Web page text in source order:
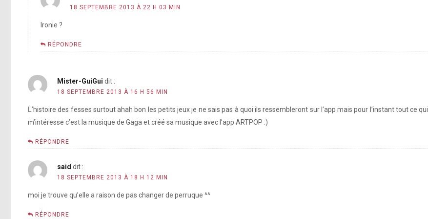
18 SEPTEMBRE 2013 À 22 H 03 MIN
Ironie ?
RÉPONDRE
Mister-GuiGui dit :
18 SEPTEMBRE 2013 À 16 H 56 MIN
Ĺ’histoire des fesses surtout ahah bon les petits jeux je ne sais pas à quoi ils ressembleront sur l’app mais pour l’instant tout ce qui
m’intéresse c’est la musique de Gaga et créé sa musique avec l’app ARTPOP :)
RÉPONDRE
said dit :
18 SEPTEMBRE 2013 À 18 H 12 MIN
moi je trouve qu’elle a raison de pas changer de perruque ^^
RÉPONDRE